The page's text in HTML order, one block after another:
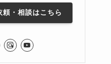
頼・相談はこちら